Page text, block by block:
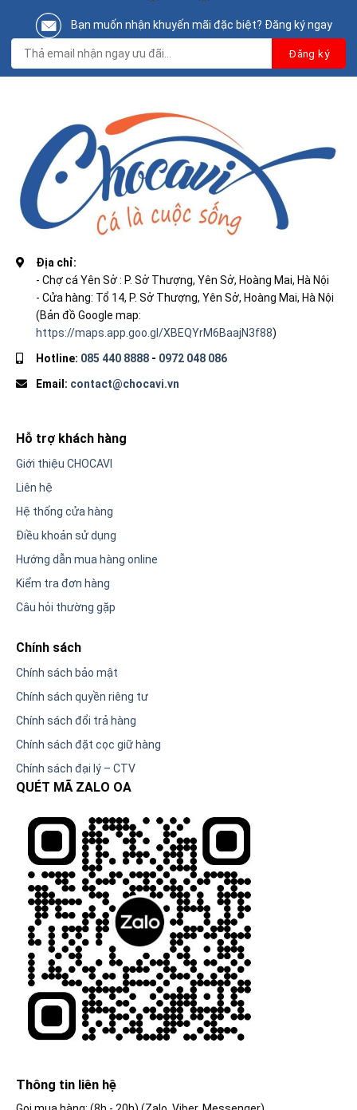
Bạn muốn nhận khuyến mãi đặc biệt? Đăng ký ngay
Địa chỉ:
- Chợ cá Yên Sở : P. Sở Thượng, Yên Sở, Hoàng Mai, Hà Nội
- Cửa hàng: Tổ 14, P. Sở Thượng, Yên Sở, Hoàng Mai, Hà Nội
(Bản đồ Google map:
https://maps.app.goo.gl/XBEQYrM6BaajN3f88)
Hotline: 085 440 8888 - 0972 048 086
Email: contact@chocavi.vn
Hỗ trợ khách hàng
Giới thiệu CHOCAVI
Liên hệ
Hệ thống cửa hàng
Điều khoản sử dụng
Hướng dẫn mua hàng online
Kiểm tra đơn hàng
Câu hỏi thường gặp
Chính sách
Chính sách bảo mật
Chính sách quyền riêng tư
Chính sách đổi trả hàng
Chính sách đặt cọc giữ hàng
Chính sách đại lý – CTV
QUÉT MÃ ZALO OA
Thông tin liên hệ